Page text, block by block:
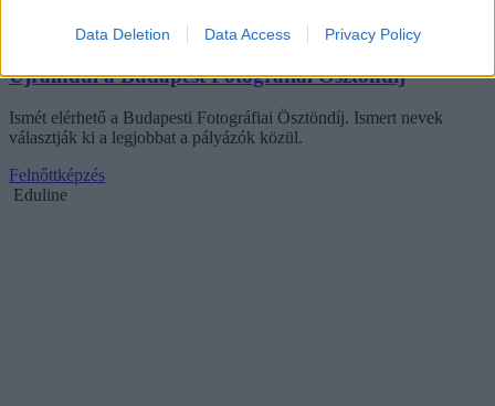
Data Deletion Data Access Privacy Policy
Újraindul a Budapest Fotográfiai Ösztöndíj
Ismét elérhető a Budapesti Fotográfiai Ösztöndíj. Ismert nevek
választják ki a legjobbat a pályázók közül.
Felnőttképzés
Eduline